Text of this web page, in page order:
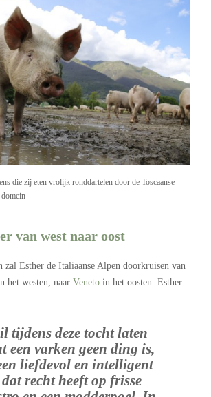
die zij eten vrolijk ronddartelen door de Toscaanse
van west naar oost
zal Esther de Italiaanse Alpen doorkruisen van
het westen, naar Veneto in het oosten. Esther:
tijdens deze tocht laten
een varken geen ding is,
liefdevol en intelligent
recht heeft op frisse